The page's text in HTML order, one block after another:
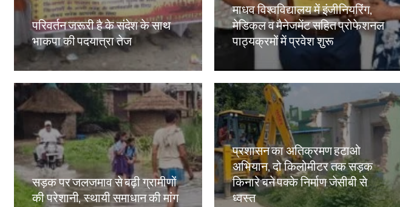
परिवर्तन जरूरी है के संदेश के साथ
भाकपा की पदयात्रा तेज
Amit Lekh
माधव विश्वविद्यालय में इंजीनियरिंग,
मेडिकल व मैनेजमेंट सहित प्रोफेशनल
पाठ्यक्रमों में प्रवेश शुरू
सड़क पर जलजमाव से बढ़ी ग्रामीणों
की परेशानी, स्थायी समाधान की मांग
प्रशासन का अतिक्रमण हटाओ
अभियान, दो किलोमीटर तक सड़क
किनारे बने पक्के निर्माण जेसीबी से
ध्वस्त